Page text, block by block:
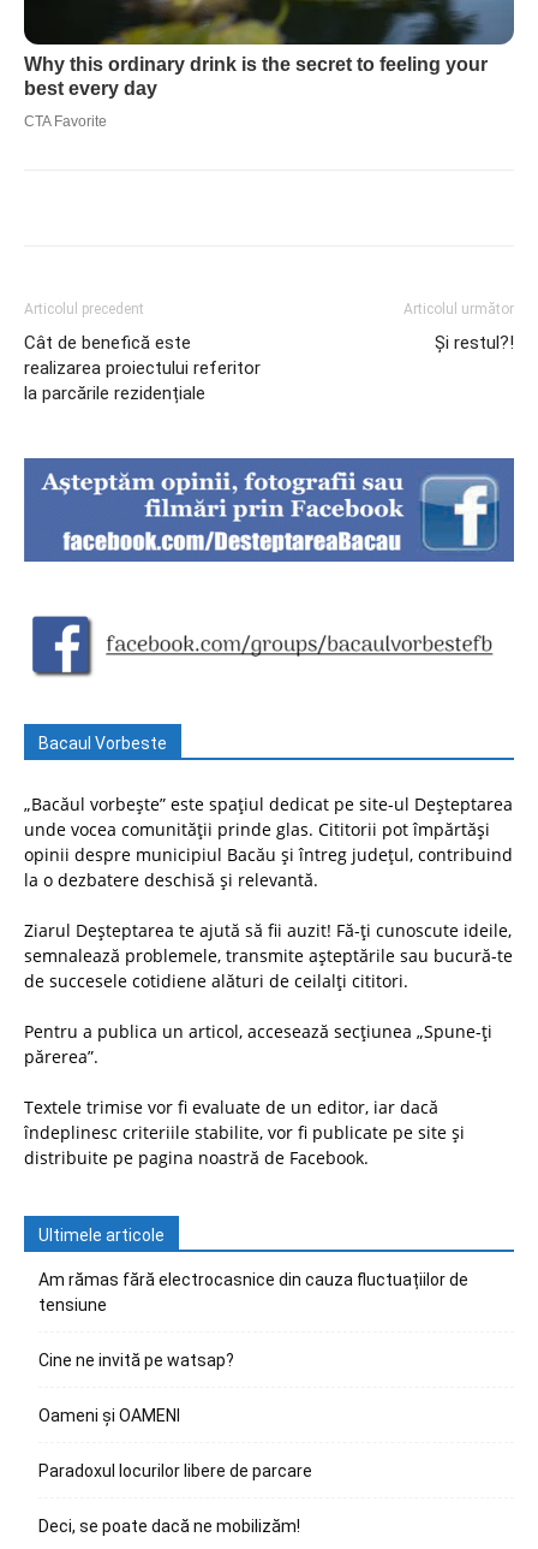
Articolul precedent
Cât de benefică este
realizarea proiectului referitor
la parcările rezidențiale
Articolul următor
Și restul?!
Bacaul Vorbeste
„Bacăul vorbește” este spațiul dedicat pe site-ul Deșteptarea
unde vocea comunității prinde glas. Cititorii pot împărtăși
opinii despre municipiul Bacău și întreg județul, contribuind
la o dezbatere deschisă și relevantă.
Ziarul Deșteptarea te ajută să fii auzit! Fă-ți cunoscute ideile,
semnalează problemele, transmite așteptările sau bucură-te
de succesele cotidiene alături de ceilalți cititori.
Pentru a publica un articol, accesează secțiunea „Spune-ți
părerea”.
Textele trimise vor fi evaluate de un editor, iar dacă
îndeplinesc criteriile stabilite, vor fi publicate pe site și
distribuite pe pagina noastră de Facebook.
Ultimele articole
Am rămas fără electrocasnice din cauza fluctuațiilor de
tensiune
Cine ne invită pe watsap?
Oameni și OAMENI
Paradoxul locurilor libere de parcare
Deci, se poate dacă ne mobilizăm!